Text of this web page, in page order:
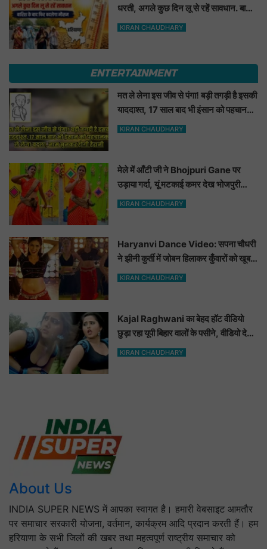
धरती, अगले कुछ दिन लू से रहें सावधान. बारिश
के बाद फिर बदलेगा मौसम
KIRAN CHAUDHARY
ENTERTAINMENT
मत ले लेना इस जीव से पंगा! बड़ी तगड़ी है इसकी
याददाश्त, 17 साल बाद भी इंसान को पहचानकर
ले लेगा बदला, नाम सुनकर होगी हैरानी...
KIRAN CHAUDHARY
मेले में आँटी जी ने Bhojpuri Gane पर
उड़ाया गर्दा, यूं मटकाई कमर देख भोजपुरी
हसीनाएं भी शरमाई a
KIRAN CHAUDHARY
Haryanvi Dance Video: सपना चौधरी
ने झीनी कुर्ती में जोबन हिलाकर कुँवारों को खूब
ललचाया, यूट्यूब पर छाया Hot Dance
KIRAN CHAUDHARY
Kajal Raghwani का बेहद हॉट वीडियो
छुड़ा रहा यूपी बिहार वालों के पसीने, वीडियो देख
आप भी हो जाओगे बेकाबू
KIRAN CHAUDHARY
About Us
INDIA SUPER NEWS में आपका स्वागत है। हमारी वेबसाइट आमतौर
पर समाचार सरकारी योजना, वर्तमान, कार्यक्रम आदि प्रदान करती हैं। हम
हरियाणा के सभी जिलों की खबर तथा महत्वपूर्ण राष्ट्रीय समाचार को